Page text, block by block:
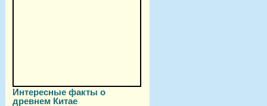
Интересные факты о
древнем Китае